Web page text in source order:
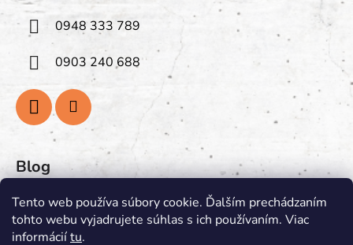
Tento web používa súbory cookie. Ďalším prechádzaním
tohto webu vyjadrujete súhlas s ich používaním. Viac
informáciítu.
0948 333 789
0903 240 688
Blog
PREGLEJKA: Prírodná Krása
PRAVIDLÁ PÁLENIA VONNÝCH SVIEČOK